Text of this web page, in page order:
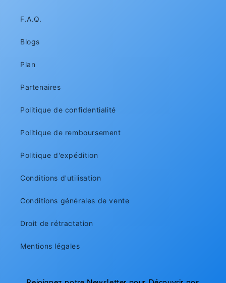
F.A.Q.
Blogs
Plan
Partenaires
Politique de confidentialité
Politique de remboursement
Politique d'expédition
Conditions d'utilisation
Conditions générales de vente
Droit de rétractation
Mentions légales